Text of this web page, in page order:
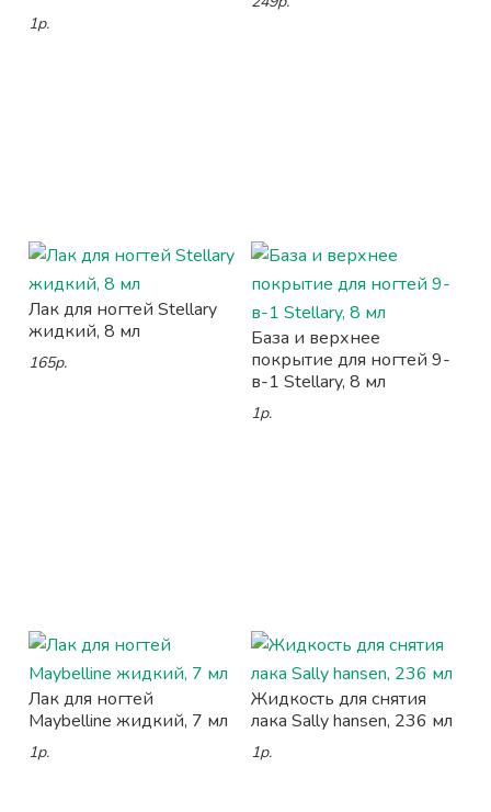
1р.
Лак для ногтей Stellary
жидкий, 8 мл
165р.
База и верхнее
покрытие для ногтей 9-
в-1 Stellary, 8 мл
1р.
Лак для ногтей
Maybelline жидкий, 7 мл
1р.
Жидкость для снятия
лака Sally hansen, 236 мл
1р.